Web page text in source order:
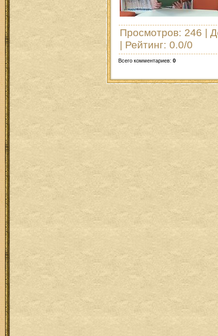
Просмотров: 246 |
| Рейтинг: 0.0/0
Всего комментариев: 0